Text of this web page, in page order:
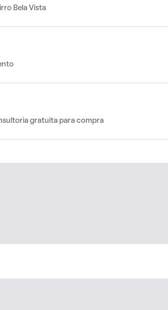
Bela Vista
gratuita para compra